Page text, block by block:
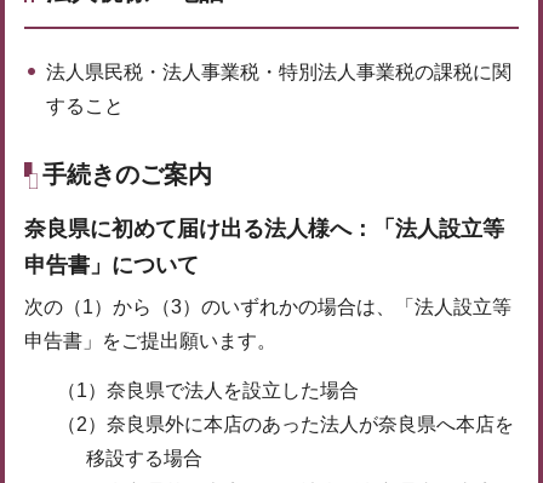
法人県民税・法人事業税・特別法人事業税の課税に関
すること
手続きのご案内
奈良県に初めて届け出る法人様へ：「法人設立等
申告書」について
次の（1）から（3）のいずれかの場合は、「法人設立等
申告書」をご提出願います。
（1）奈良県で法人を設立した場合
（2）奈良県外に本店のあった法人が奈良県へ本店を
移設する場合